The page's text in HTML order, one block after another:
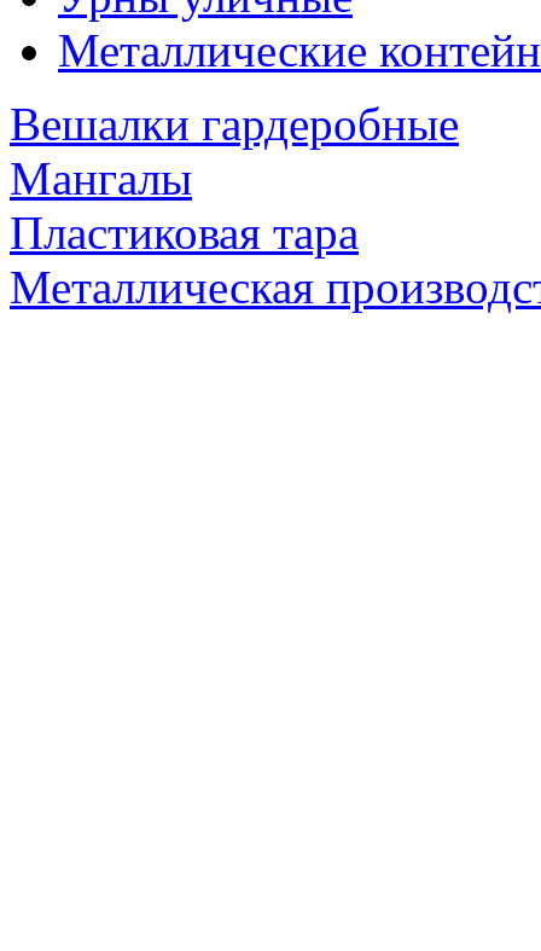
Металлические
Вешалки гардеробные
Мангалы
Пластиковая тара
Металлическая